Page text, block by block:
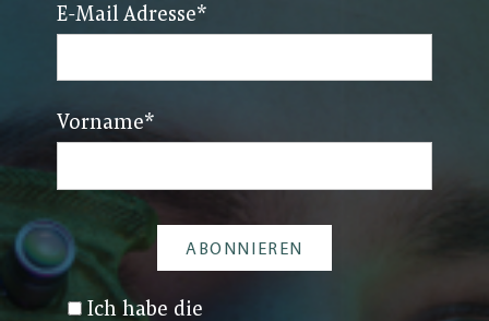
E-Mail Adresse*
Vorname*
Ich habe die